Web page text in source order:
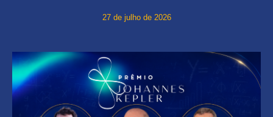
27 de julho de 2026